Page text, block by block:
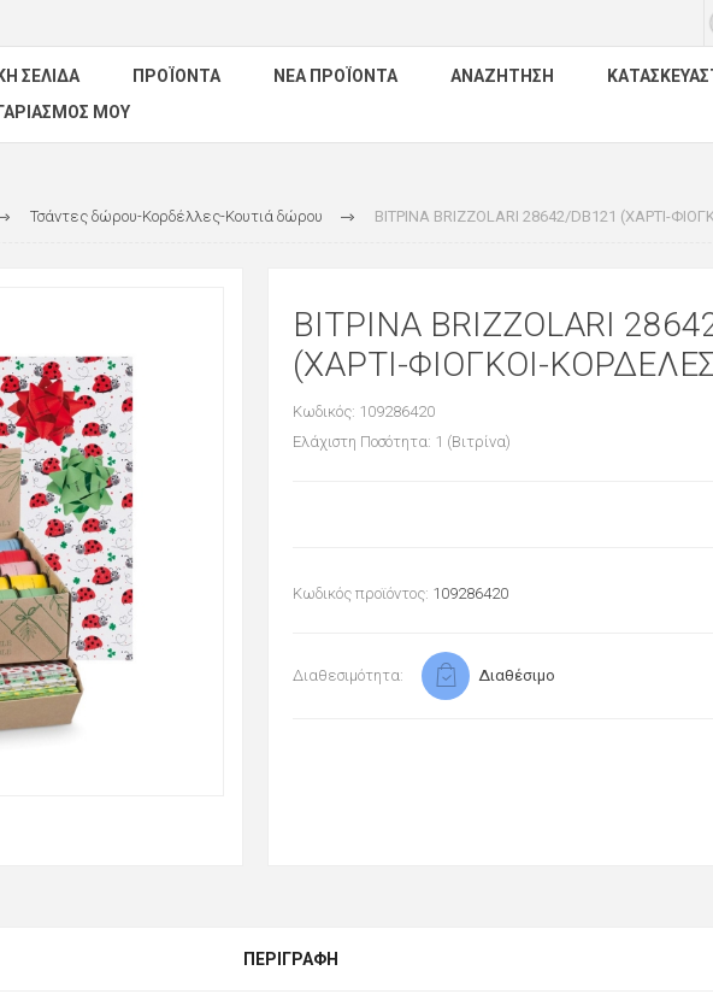
ΣΕΛΊΔΑ ΠΡΟΪΌΝΤΑ ΝΈΑ ΠΡΟΪΌΝΤΑ ΑΝΑΖΉΤΗΣΗ
ΜΟΥ
Τσάντες δώρου-Κορδέλλες-Κουτιά δώρου ΒΙΤΡΙΝΑ BRIZZOLARI 28642/DB121 (ΧΑΡΤΙ-
ΒΙΤΡΙΝΑ BRIZZOLARI
(ΧΑΡΤΙ-ΦΙΟΓΚΟΙ-
Κωδικός: 109286420
Ελάχιστη Ποσότητα: 1 (Βιτρίνα)
Κωδικός προϊόντος: 109286420
Διαθεσιμότητα: Διαθέσιμο
ΠΕΡΙΓΡΑΦΉ